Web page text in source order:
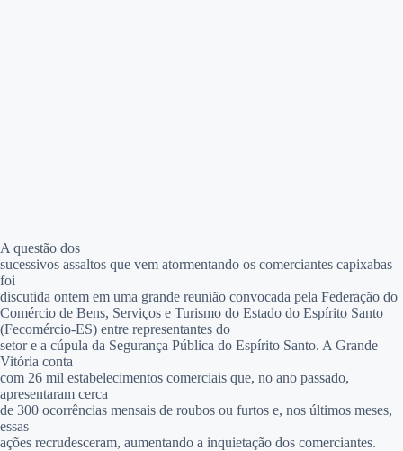
A questão dos
sucessivos assaltos que vem atormentando os comerciantes capixabas
foi
discutida ontem em uma grande reunião convocada pela Federação do
Comércio de Bens, Serviços e Turismo do Estado do Espírito Santo
(Fecomércio-ES) entre representantes do
setor e a cúpula da Segurança Pública do Espírito Santo. A Grande
Vitória conta
com 26 mil estabelecimentos comerciais que, no ano passado,
apresentaram cerca
de 300 ocorrências mensais de roubos ou furtos e, nos últimos meses,
essas
ações recrudesceram, aumentando a inquietação dos comerciantes.